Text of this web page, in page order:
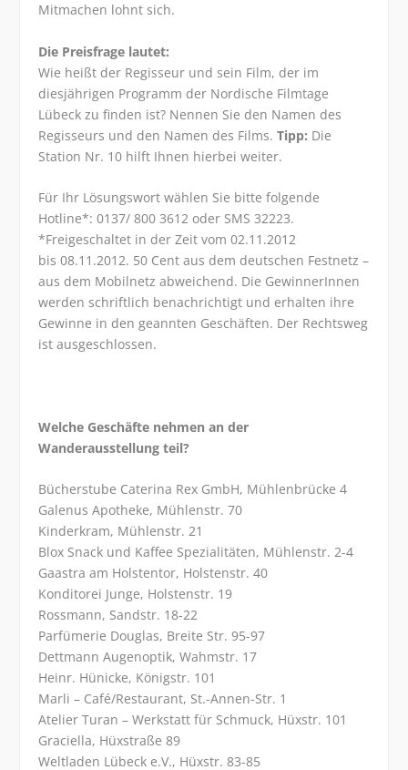
Mitmachen lohnt sich.
Die Preisfrage lautet:
Wie heißt der Regisseur und sein Film, der im
diesjährigen Programm der Nordische Filmtage
Lübeck zu finden ist? Nennen Sie den Namen des
Regisseurs und den Namen des Films.Tipp: Die
Station Nr. 10 hilft Ihnen hierbei weiter.
Für Ihr Lösungswort wählen Sie bitte folgende
Hotline*: 0137/ 800 3612 oder SMS 32223.
*Freigeschaltet in der Zeit vom 02.11.2012
bis 08.11.2012. 50 Cent aus dem deutschen Festnetz –
aus dem Mobilnetz abweichend. Die GewinnerInnen
werden schriftlich benachrichtigt und erhalten ihre
Gewinne in den geannten Geschäften. Der Rechtsweg
ist ausgeschlossen.
Welche Geschäfte nehmen an der
Wanderausstellung teil?
Bücherstube Caterina Rex GmbH, Mühlenbrücke 4
Galenus Apotheke, Mühlenstr. 70
Kinderkram, Mühlenstr. 21
Blox Snack und Kaffee Spezialitäten, Mühlenstr. 2-4
Gaastra am Holstentor, Holstenstr. 40
Konditorei Junge, Holstenstr. 19
Rossmann, Sandstr. 18-22
Parfümerie Douglas, Breite Str. 95-97
Dettmann Augenoptik, Wahmstr. 17
Heinr. Hünicke, Königstr. 101
Marli – Café/Restaurant, St.-Annen-Str. 1
Atelier Turan – Werkstatt für Schmuck, Hüxstr. 101
Graciella, Hüxstraße 89
Weltladen Lübeck e.V., Hüxstr. 83-85